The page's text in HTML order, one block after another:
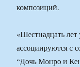
композиций.
«Шестнадцать
ассоциируются с
“Дочь Монро и